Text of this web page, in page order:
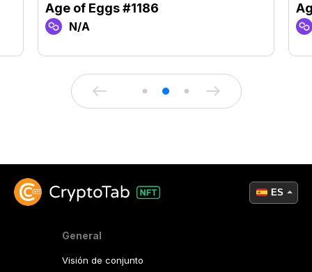
Age of Eggs #1186
N/A
General
Visión de conjunto
ES